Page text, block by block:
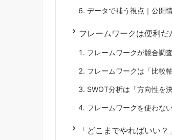
データで補う視点｜公開
フレームワークは便利
フレームワークが競合調
フレームワークは「比較
SWOT分析は「方向性を
フレームワークを使わな
「どこまでやればいい